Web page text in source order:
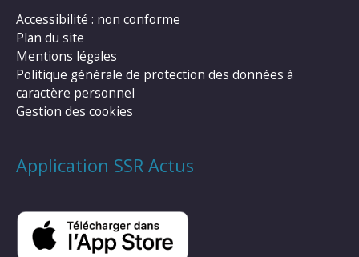
Accessibilité : non conforme
Plan du site
Mentions légales
Politique générale de protection des données à
caractère personnel
Gestion des cookies
Application SSR Actus